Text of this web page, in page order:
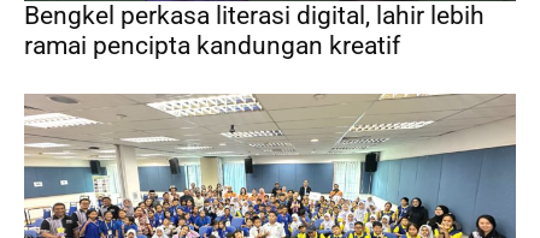
Bengkel perkasa literasi digital, lahir lebih
ramai pencipta kandungan kreatif